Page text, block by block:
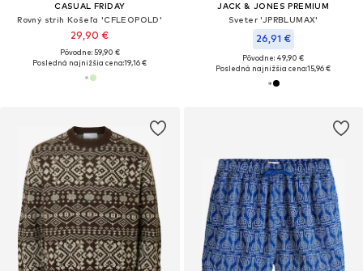
CASUAL FRIDAY
Rovný strih Košeľa 'CFLEOPOLD'
29,90 €
Pôvodne: 59,90 €
Posledná najnižšia cena:19,16 €
JACK & JONES PREMIUM
Sveter 'JPRBLUMAX'
26,91 €
Pôvodne: 49,90 €
Posledná najnižšia cena:15,96 €